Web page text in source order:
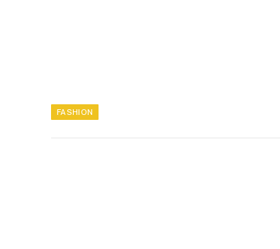
FASHION